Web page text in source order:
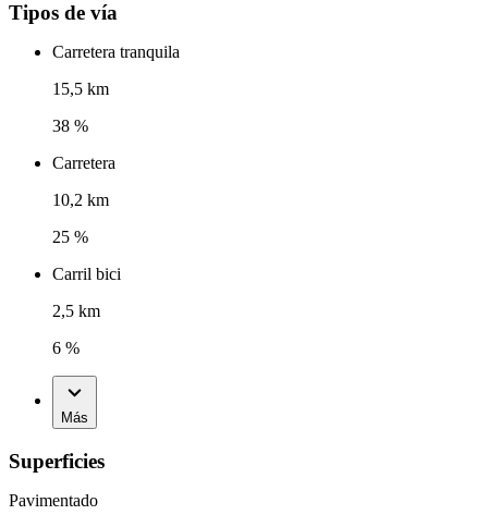
Tipos de vía
Carretera tranquila
15,5 km
38 %
Carretera
10,2 km
25 %
Carril bici
2,5 km
6 %
Más
Superficies
Pavimentado